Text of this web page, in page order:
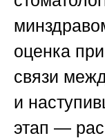
оценка
связи
и
этап —